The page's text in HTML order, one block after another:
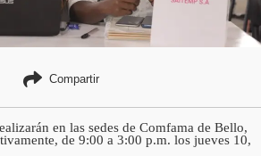
Compartir
en las sedes de Comfama de Bello,
de 9:00 a 3:00 p.m. los jueves 10,